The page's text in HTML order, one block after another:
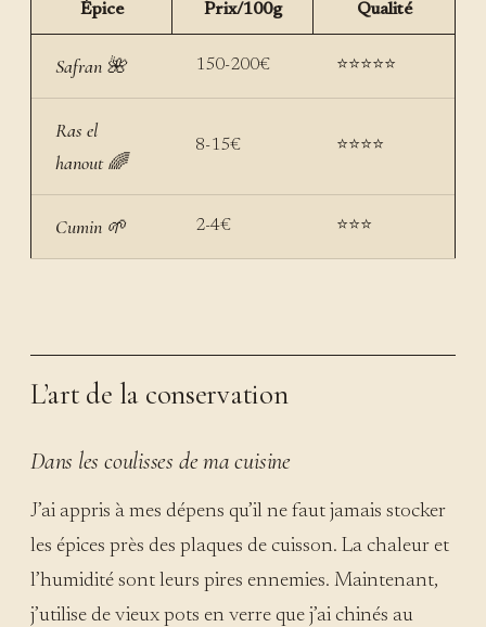
Épice Prix/100g Qualité
Safran 🌺 150-200€ ⭐⭐⭐⭐⭐
Ras el
hanout 🌈
8-15€ ⭐⭐⭐⭐
Cumin 🌱 2-4€ ⭐⭐⭐
L’art de la conservation
Dans les coulisses de ma cuisine
J’ai appris à mes dépens qu’il ne faut jamais stocker
les épices près des plaques de cuisson. La chaleur et
l’humidité sont leurs pires ennemies. Maintenant,
j’utilise de vieux pots en verre que j’ai chinés au